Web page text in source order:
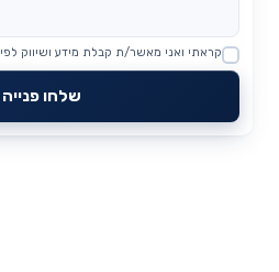
Website
קראתי ואני מאשר/ת קבלת מידע ושיווק לפי
שלחו פנייה